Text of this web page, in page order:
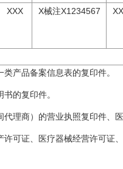
XXX X械注X1234567
产品备案信息表的复印件。
的复印件。
理商）的营业执照复印件、
许可证、医疗器械经营许可证